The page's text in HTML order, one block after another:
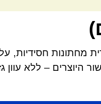
מחתונות חסידיות,
– ללא עוון